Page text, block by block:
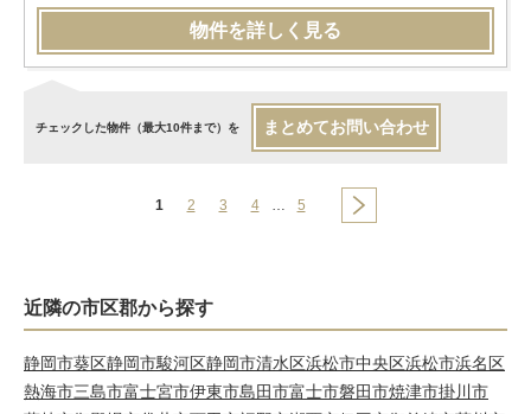
物件を詳しく見る
チェックした物件（最大10件まで）を まとめてお問い合わせ
1 2 3 4 … 5
近隣の市区郡から探す
静岡市葵区静岡市駿河区静岡市清水区浜松市中央区浜松市浜名区
熱海市三島市富士宮市伊東市島田市富士市磐田市焼津市掛川市